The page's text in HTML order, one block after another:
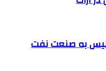
به صنعت نفت